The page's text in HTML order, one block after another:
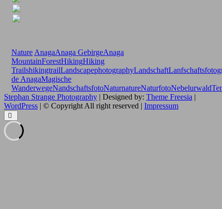
Nature AnagaAnaga GebirgeAnaga
MountainForestHikingHiking
TrailshikingtrailLandscapephotographyLandschaft
de AnagaMagische
WanderwegeNandschaftsfotoNaturnatureNaturfotoNebelurwald
Stephan Strange Photography | Designed by: Theme Freesia |
WordPress | © Copyright All right reserved | Impressum